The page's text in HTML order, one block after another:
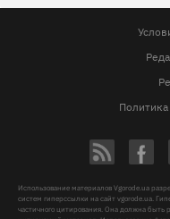
Использование материалов Vgorode.ua
систем гиперссылки на сайт vgorode.ua.
частичного цитирования. Она должна быть